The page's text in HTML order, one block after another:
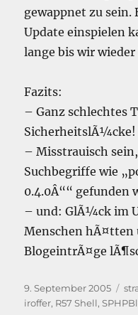
gewappnet zu sein.
Update einspielen
lange bis wir
Fazits:
– Ganz schlechtes
SicherheitslÃ¼cke!
– Misstrauisch
Suchbegriffe wie
0.4.0Â““ gefunden
– und: GlÃ¼ck im
Menschen hÃ¤tten
BlogeintrÃ¤ge
Veröffentlicht
am
9. September 2005
iroffer, R57 Shell,